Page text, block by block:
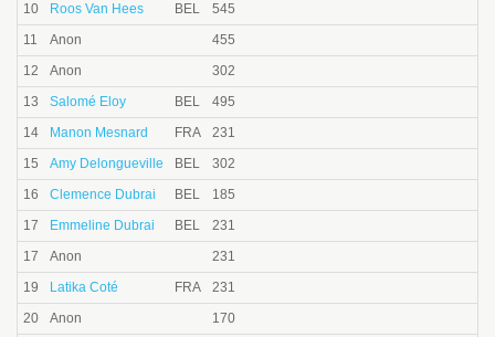
10
Roos Van Hees BEL
545
11
Anon
455
12
Anon
302
13
Salomé Eloy BEL
495
14
Manon Mesnard FRA
231
15
Amy Delongueville BEL
302
16
Clemence Dubrai BEL
185
17
Emmeline Dubrai BEL
231
17
Anon
231
19
Latika Coté FRA
231
20
Anon
170